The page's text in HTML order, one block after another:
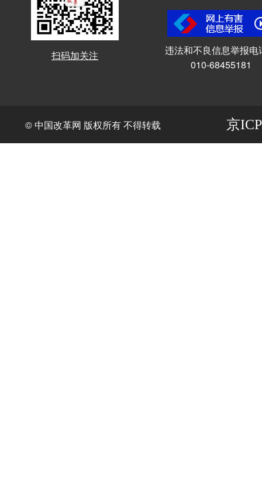
扫码加关注
违法和不良信息举报电
010-68455181
© 中国改革网 版权所有 不得转载 京